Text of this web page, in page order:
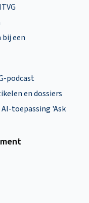
bij een
podcast
en dossiers
toepassing 'Ask